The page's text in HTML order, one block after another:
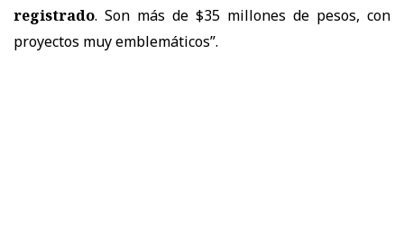
registrado. Son más de $35 millones de pesos, con
proyectos muy emblemáticos”.